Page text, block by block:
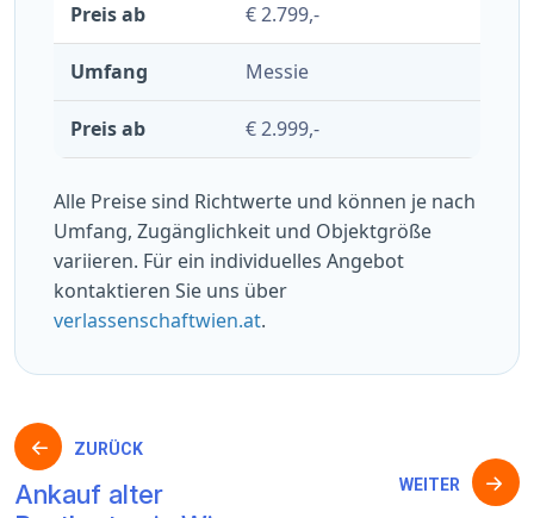
€ 2.799,-
Messie
€ 2.999,-
Alle Preise sind Richtwerte und können je nach
Umfang, Zugänglichkeit und Objektgröße
variieren. Für ein individuelles Angebot
kontaktieren Sie uns über
verlassenschaftwien.at.
Beitragsnavigation
ZURÜCK
Ankauf alter
WEITER